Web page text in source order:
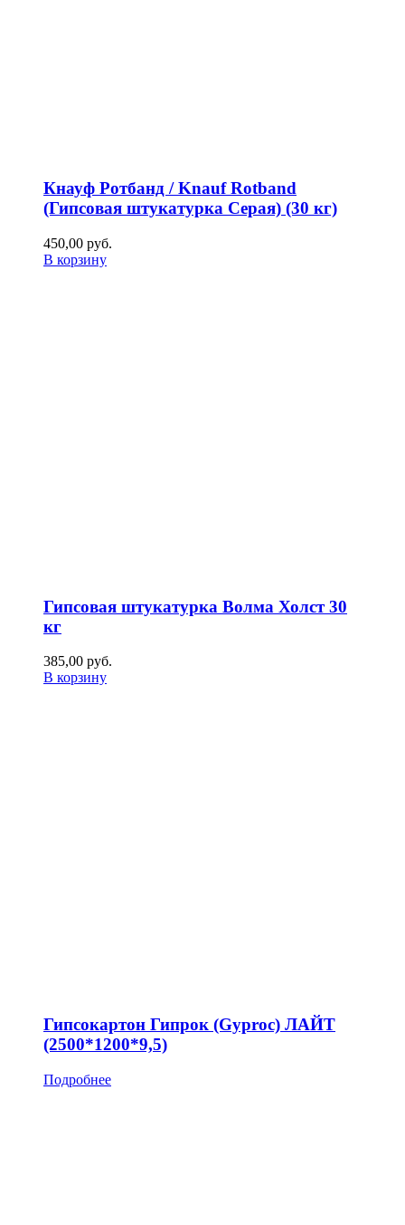
Кнауф Ротбанд / Knauf Rotband
(Гипсовая штукатурка Серая) (30 кг)
450,00 руб.
В корзину
Гипсовая штукатурка Волма Холст 30
кг
385,00 руб.
В корзину
Гипсокартон Гипрок (Gyproc) ЛАЙТ
(2500*1200*9,5)
Подробнее